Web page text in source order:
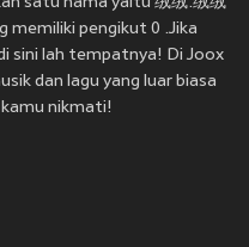
memiliki pengikut 0 .Jika
sini lah tempatnya! Di Joox
dan lagu yang luar biasa
nikmati!